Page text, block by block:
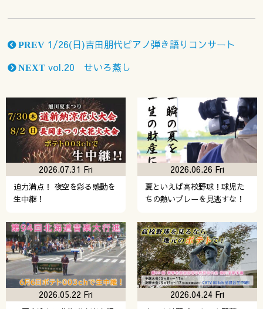
PREV 1/26(日)吉田朋代ピアノ弾き語りコンサート
NEXT vol.20 せいろ蒸し
迫力満点！ 夜空を彩る感動を
生中継！
2026.07.31 Fri
夏といえば高校野球！球児た
ちの熱いプレーを見逃すな！
2026.06.26 Fri
2026.05.22 Fri 2026.04.24 Fri